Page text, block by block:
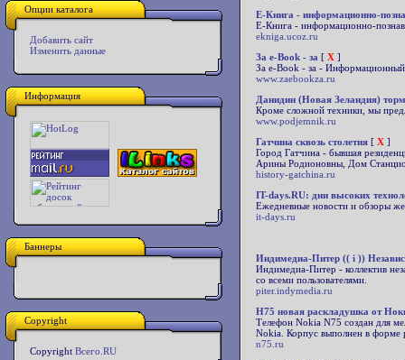
Опции каталога
Добавить сайт
Изменить данные
Информация
Баннеры
Copyright
Copyright Всего.RU
Е-Книга - информационно-
Е-Книга - информационно-
ekniga.ucoz.ru
За e-Book - за [ X ]
За e-Book - за - Информационный
www.zaebookza.ru
Данидин (Новая Зеландия)
Кроме сложной техники, мы
www.podjemnik.ru
Гатчина сквозь столетия [ X ]
Город Гатчина - бывшая
Арины Родионовны, Дом
history-gatchina.ru
IT-days.RU: дни высоких
Ежедневные новости и обзоры
it-days.ru
Индимедиа-Питер (( i ))
Индимедиа-Питер - коллектив
со всеми пользователями.
piter.indymedia.ru
H75 новая раскладушка от
Телефон Nokia N75 создан для
Nokia. Корпус выполнен в форме
n75.ru